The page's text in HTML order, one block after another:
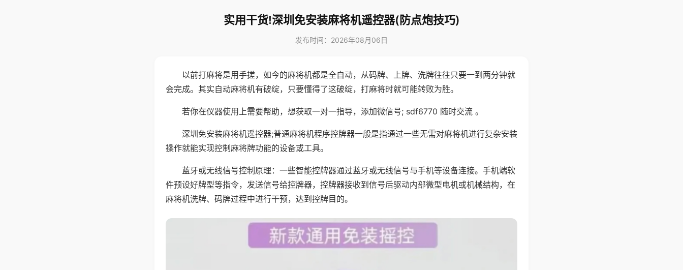
实用干货!深圳免安装麻将机遥控器(防点炮技巧)
发布时间：2026年08月06日
以前打麻将是用手搓，如今的麻将机都是全自动，从码牌、上牌、洗牌往往只要一到两分钟就
会完成。其实自动麻将机有破绽，只要懂得了这破绽，打麻将时就可能转败为胜。
若你在仪器使用上需要帮助，想获取一对一指导，添加微信号; sdf6770 随时交流 。
深圳免安装麻将机遥控器;普通麻将机程序控牌器一般是指通过一些无需对麻将机进行复杂安装
操作就能实现控制麻将牌功能的设备或工具。
蓝牙或无线信号控制原理：一些智能控牌器通过蓝牙或无线信号与手机等设备连接。手机端软
件预设好牌型等指令，发送信号给控牌器，控牌器接收到信号后驱动内部微型电机或机械结构，在
麻将机洗牌、码牌过程中进行干预，达到控牌目的。